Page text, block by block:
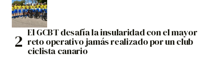
El GCBT desafía la insularidad con el mayor
reto operativo jamás realizado por un club
ciclista canario